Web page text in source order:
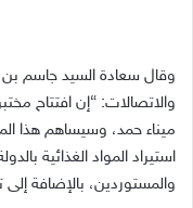
وقال سعادة السيد جاسم
والاتصالات: “إن افتتاح
ميناء حمد، وسيساهم هذا
استيراد المواد الغذائية
والمستوردين، بالإضافة